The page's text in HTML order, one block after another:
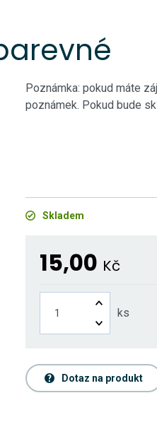
Poznámka: pokud máte
poznámek. Pokud bude
Skladem
15,00 Kč
ks
Dotaz na produkt